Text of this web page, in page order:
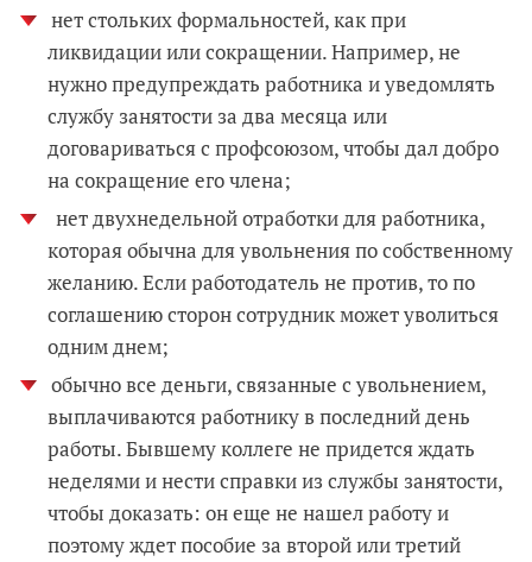
нет стольких формальностей, как при
ликвидации или сокращении. Например, не
нужно предупреждать работника и уведомлять
службу занятости за два месяца или
договариваться с профсоюзом, чтобы дал добро
на сокращение его члена;
нет двухнедельной отработки для работника,
которая обычна для увольнения по собственному
желанию. Если работодатель не против, то по
соглашению сторон сотрудник может уволиться
одним днем;
обычно все деньги, связанные с увольнением,
выплачиваются работнику в последний день
работы. Бывшему коллеге не придется ждать
неделями и нести справки из службы занятости,
чтобы доказать: он еще не нашел работу и
поэтому ждет пособие за второй или третий